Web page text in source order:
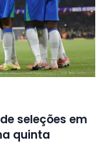
seleções em
quinta